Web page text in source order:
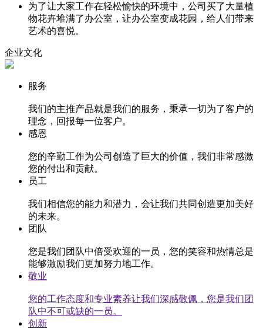
为了让大家工作在轻松愉快的环境中，公司买了大量植
物花卉堆满了办公室，让办公室变成花园，给人们带来
艺术的喜悦。
企业文化
服务
我们的主推产品就是我们的服务，秉承一切为了客户的
理念，回报每一位客户。
感恩
您的辛勤工作为公司创造了巨大的价值，我们非常感激
您的付出和贡献。
员工
我们相信您的能力和潜力，会让我们共同创造更加美好
的未来。
团队
您是我们团队中倍受欢迎的一员，您的笑容和热情总是
能够激励我们更加努力地工作。
敬业
您的工作态度和专业素养让我们深感敬佩，您是我们团
队中不可或缺的一员。
创新